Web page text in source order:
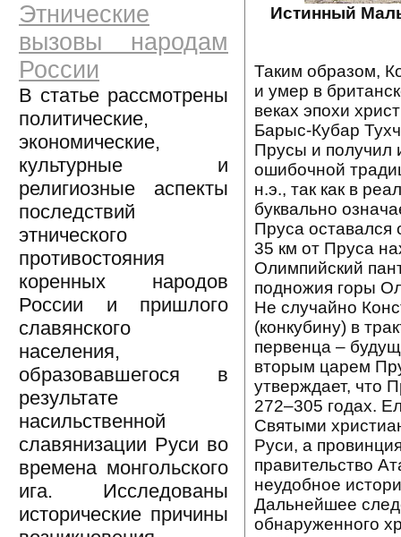
Этнические
вызовы народам
России
В статье рассмотрены
политические,
экономические,
культурные и
религиозные аспекты
последствий
этнического
противостояния
коренных народов
России и пришлого
славянского
населения,
образовавшегося в
результате
насильственной
славянизации Руси во
времена монгольского
ига. Исследованы
исторические причины
Истинный
Таким образом,
и умер в
веках эпохи
Барыс-Кубар
Прусы и получил
ошибочной
н.э., так как в
буквально
Пруса
35 км от Пруса
Олимпийский
подножия горы
Не случайно
(конкубину) в
первенца –
вторым царем
утверждает, что
272–305 годах.
Святыми
Руси, а
правительство
неудобное
Дальнейшее
обнаруженного